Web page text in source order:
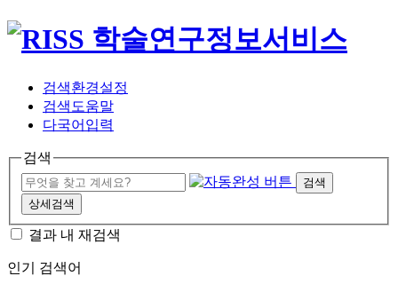
검색환경설정
검색도움말
다국어입력
검색
검색
상세검색
결과 내 재검색
인기 검색어